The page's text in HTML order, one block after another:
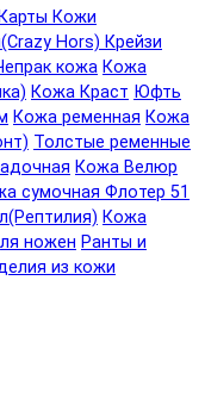
Карты Кожи
Hors) Крейзи
кожа Кожа
Кожа Краст Юфть
Кожа ременная Кожа
Толстые ременные
Кожа Велюр
сумочная Флотер 51
Кожа
ножен Ранты и
из кожи